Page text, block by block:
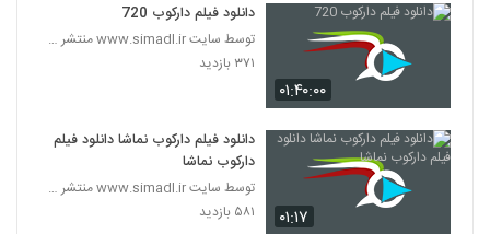
۰۱:۴۰:۰۰
دانلود فیلم دارکوب 720
توسط سایت www.simadl.ir منتشر شد | امروز 11 آبان
۳۷۱ بازدید
۰۱:۱۷
دانلود فیلم دارکوب نماشا دانلود فیلم
دارکوب نماشا
توسط سایت www.simadl.ir منتشر شد | امروز 11 آبان
۵۸۱ بازدید